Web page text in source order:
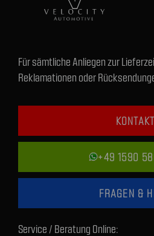
Für sämtliche Anliegen zur
Reklamationen oder
KONTAKT
+49 1590
FRAGEN &
Service / Beratung Online: